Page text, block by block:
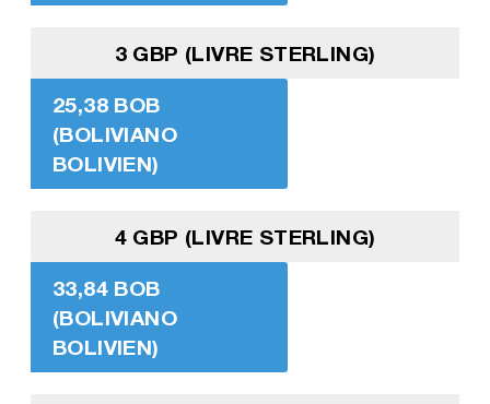
3 GBP (LIVRE STERLING)
25,38 BOB
(BOLIVIANO
BOLIVIEN)
4 GBP (LIVRE STERLING)
33,84 BOB
(BOLIVIANO
BOLIVIEN)